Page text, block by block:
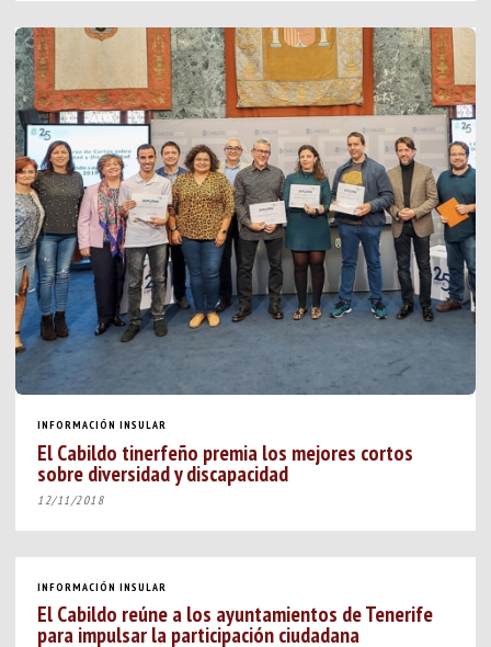
INFORMACIÓN INSULAR
El Cabildo tinerfeño premia los mejores cortos
sobre diversidad y discapacidad
12/11/2018
INFORMACIÓN INSULAR
El Cabildo reúne a los ayuntamientos de Tenerife
para impulsar la participación ciudadana